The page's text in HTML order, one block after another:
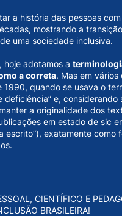
a história das pessoas
mostrando a
uma sociedade inclusiva.
hoje adotamos a
a correta. Mas em
quando se usava o
deficiência” e, considerando
a originalidade dos
em estado de sic
escrito”), exatamente como
CIENTÍFICO E
BRASILEIRA!